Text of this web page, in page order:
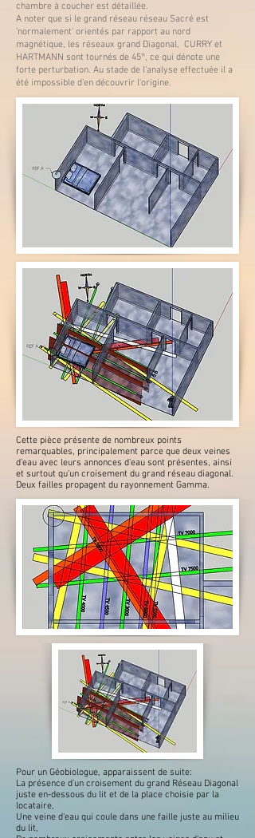
chambre à coucher est détaillée.
A noter que si le grand réseau réseau Sacré est
'normalement' orientés par rapport au nord
magnétique, les réseaux grand Diagonal, CURRY et
HARTMANN sont tournés de 45°, ce qui dénote une
forte perturbation. Au stade de l'analyse effectuée il a
été impossible d'en découvrir l'origine.
Cette pièce présente de nombreux points
remarquables, principalement parce que deux veines
d'eau avec leurs annonces d'eau sont présentes, ainsi
et surtout qu'un croisement du grand réseau diagonal.
Deux failles propagent du rayonnement Gamma.
Pour un Géobiologue, apparaissent de suite:
La présence d'un croisement du grand Réseau Diagonal
juste en-dessous du lit et de la place choisie par la
locataire,
Une veine d'eau qui coule dans une faille juste au milieu
du lit,